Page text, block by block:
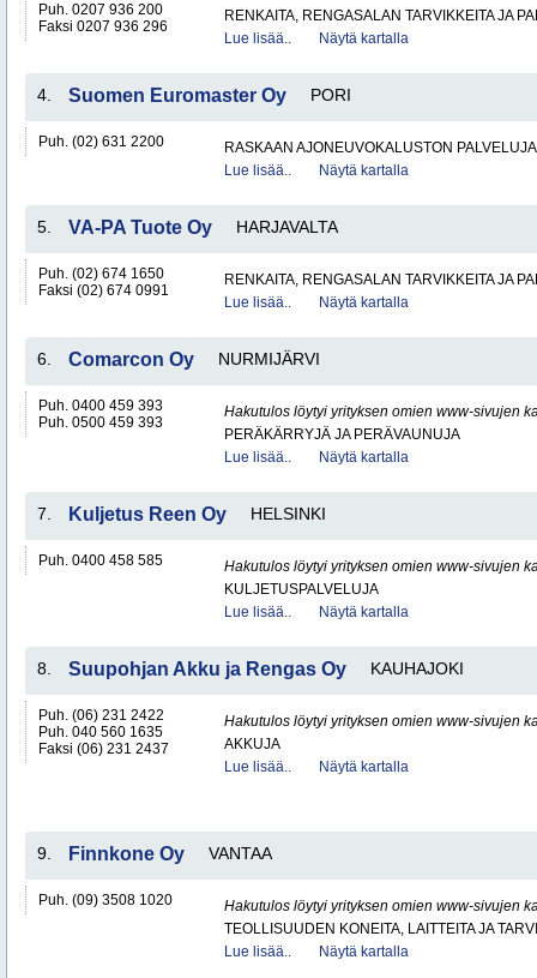
Puh. 0207 936 200
Faksi 0207 936 296
RENKAITA, RENGASALAN TARVIKKEITA JA
Lue lisää..
Näytä kartalla
4. Suomen Euromaster Oy PORI
Puh. (02) 631 2200
RASKAAN AJONEUVOKALUSTON
Lue lisää..
Näytä kartalla
5. VA-PA Tuote Oy HARJAVALTA
Puh. (02) 674 1650
Faksi (02) 674 0991
RENKAITA, RENGASALAN TARVIKKEITA JA
Lue lisää..
Näytä kartalla
6. Comarcon Oy NURMIJÄRVI
Puh. 0400 459 393
Puh. 0500 459 393
Hakutulos löytyi yrityksen omien www-sivujen
PERÄKÄRRYJÄ JA PERÄVAUNUJA
Lue lisää..
Näytä kartalla
7. Kuljetus Reen Oy HELSINKI
Puh. 0400 458 585
Hakutulos löytyi yrityksen omien www-sivujen
KULJETUSPALVELUJA
Lue lisää..
Näytä kartalla
8. Suupohjan Akku ja Rengas Oy KAUHAJOKI
Puh. (06) 231 2422
Puh. 040 560 1635
Faksi (06) 231 2437
Hakutulos löytyi yrityksen omien www-sivujen
AKKUJA
Lue lisää..
Näytä kartalla
9. Finnkone Oy VANTAA
Puh. (09) 3508 1020
Hakutulos löytyi yrityksen omien www-sivujen
TEOLLISUUDEN KONEITA, LAITTEITA JA
Lue lisää..
Näytä kartalla